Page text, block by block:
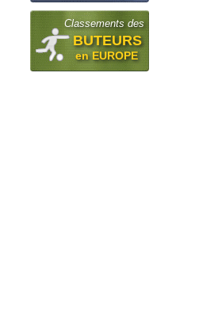
Classements des
BUTEURS
en EUROPE